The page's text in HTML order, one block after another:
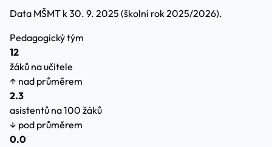
Data MŠMT k 30. 9. 2025 (školní rok 2025/2026).
Pedagogický tým
12
žáků na učitele
↑ nad průměrem
2.3
asistentů na 100 žáků
↓ pod průměrem
0.0